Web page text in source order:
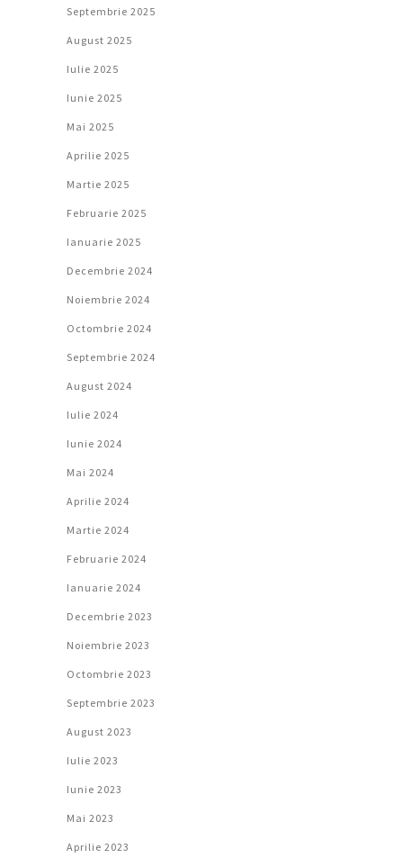
Septembrie 2025
August 2025
Iulie 2025
Iunie 2025
Mai 2025
Aprilie 2025
Martie 2025
Februarie 2025
Ianuarie 2025
Decembrie 2024
Noiembrie 2024
Octombrie 2024
Septembrie 2024
August 2024
Iulie 2024
Iunie 2024
Mai 2024
Aprilie 2024
Martie 2024
Februarie 2024
Ianuarie 2024
Decembrie 2023
Noiembrie 2023
Octombrie 2023
Septembrie 2023
August 2023
Iulie 2023
Iunie 2023
Mai 2023
Aprilie 2023